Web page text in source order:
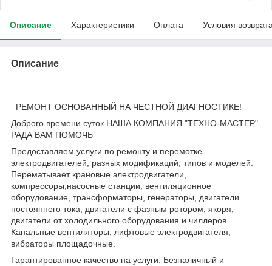
Описание Характеристики Оплата Условия
Описание
РЕМОНТ ОСНОВАННЫЙ НА ЧЕСТНОЙ ДИАГНОСТИКЕ!
Доброго времени суток НАША КОМПАНИЯ "ТЕХНО-МАСТЕР"
РАДА ВАМ ПОМОЧЬ
Предоставляем услуги по ремонту и перемотке
электродвигателей, разных модификаций, типов и моделей.
Перематывает крановые электродвигатели,
компрессоры,насосные станции, вентиляционное
оборудование, трансформаторы, генераторы, двигатели
постоянного тока, двигатели с фазным ротором, якоря,
двигатели от холодильного оборудования и чиллеров.
Канальные вентиляторы, лифтовые электродвигателя,
вибраторы площадочные.
Гарантированное качество на услуги. Безналичный и